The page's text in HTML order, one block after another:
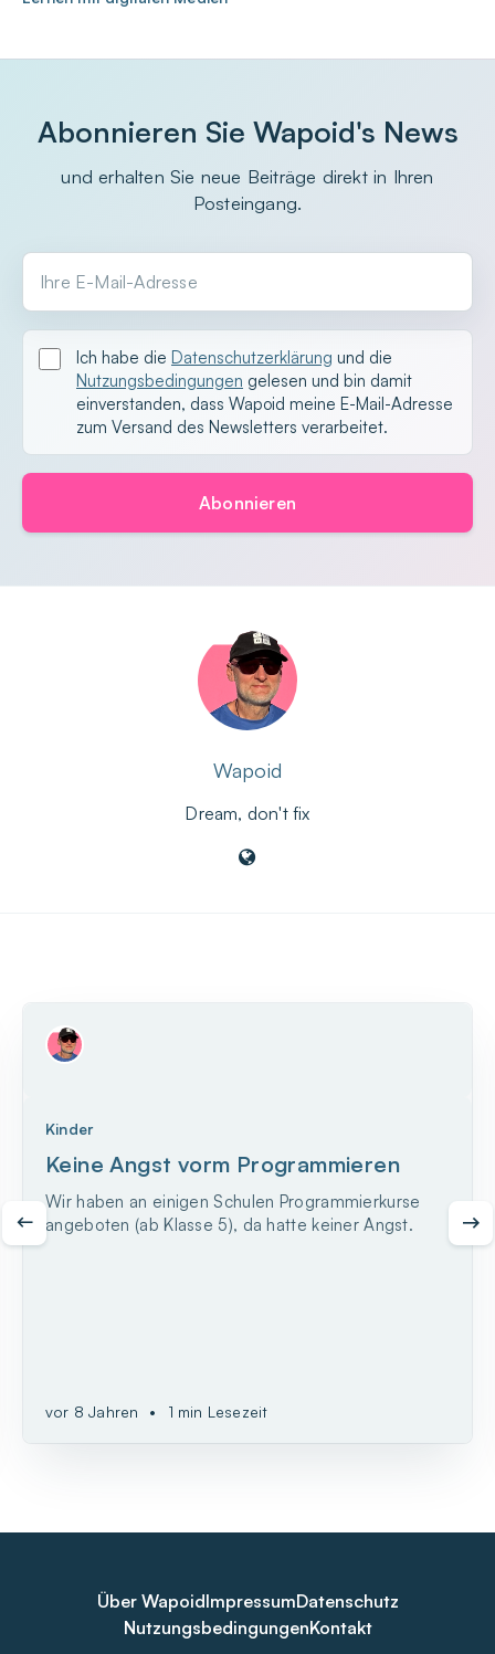
Abonnieren Sie Wapoid's News
und erhalten Sie neue Beiträge direkt in Ihren
Posteingang.
Ihre E-Mail-Adresse
Ich habe die Datenschutzerklärung und die
Nutzungsbedingungen gelesen und bin damit
einverstanden, dass Wapoid meine E-Mail-Adresse
zum Versand des Newsletters verarbeitet.
Abonnieren
Wapoid
Dream, don't fix
Kinder
Keine Angst vorm Programmieren
Wir haben an einigen Schulen Programmierkurse
angeboten (ab Klasse 5), da hatte keiner Angst.
vor 8 Jahren • 1 min Lesezeit
Über WapoidImpressumDatenschutz
NutzungsbedingungenKontakt